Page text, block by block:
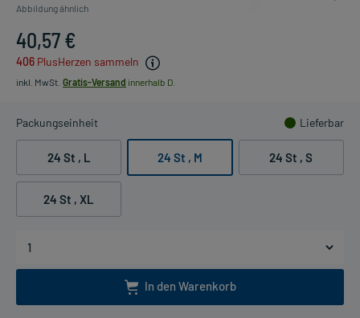
Abbildung ähnlich
40,57 €
406 PlusHerzen sammeln
inkl. MwSt. Gratis-Versand innerhalb D.
Packungseinheit Lieferbar
24 St , L 24 St , M 24 St , S
24 St , XL
In den Warenkorb